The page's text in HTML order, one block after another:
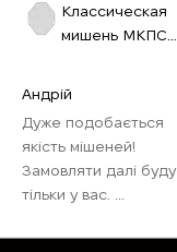
Классическая
мишень МКПС
Андрій
Дуже подобається
якість мішеней!
Замовляти далі буду
тільки у вас. ...